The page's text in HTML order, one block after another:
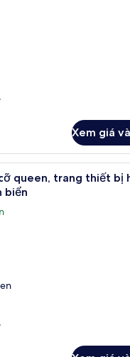
Xem giá
Bộ đồ
queen, trang thiết bị
biển